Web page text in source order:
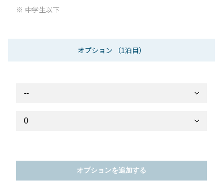
中学生以下
オプション （1泊目）
オプションを追加する